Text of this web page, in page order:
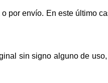
por envío. En este último
sin signo alguno de